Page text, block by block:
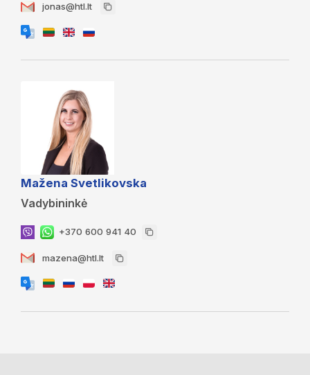
jonas@htl.lt
Mažena Svetlikovska
Vadybininkė
+370 600 941 40
mazena@htl.lt